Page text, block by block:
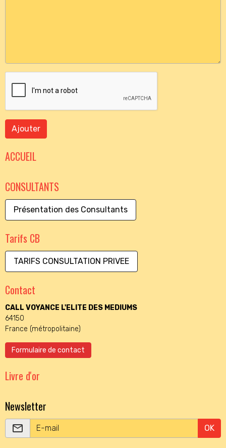
Ajouter
ACCUEIL
CONSULTANTS
Présentation des Consultants
Tarifs CB
TARIFS CONSULTATION PRIVEE
Contact
CALL VOYANCE L'ELITE DES MEDIUMS
64150
France (métropolitaine)
Formulaire de contact
Livre d'or
Newsletter
OK